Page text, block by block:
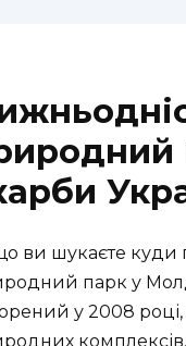
ви шукаєте куди
парк у
у 2008
комплексів,